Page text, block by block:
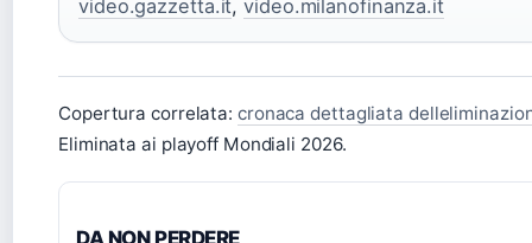
video.gazzetta.it,video.milanofinanza.it
Copertura correlata: cronaca dettagliata
Eliminata ai playoff Mondiali 2026.
DA NON PERDERE